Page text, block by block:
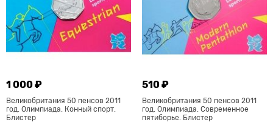
1 000 ₽
Великобритания 50 пенсов 2011
год. Олимпиада. Конный спорт.
Блистер
510 ₽
Великобритания 50 пенсов 2011
год. Олимпиада. Современное
пятиборье. Блистер